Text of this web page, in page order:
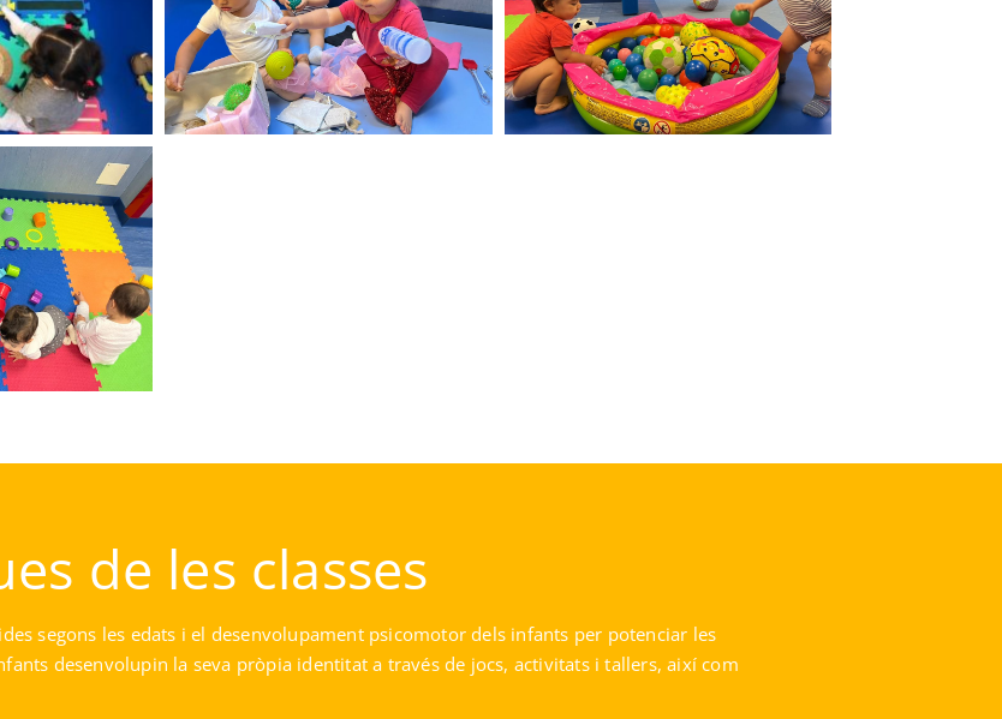
de les classes
segons les edats i el desenvolupament psicomotor dels infants per potenciar les
desenvolupin la seva pròpia identitat a través de jocs, activitats i tallers, així com